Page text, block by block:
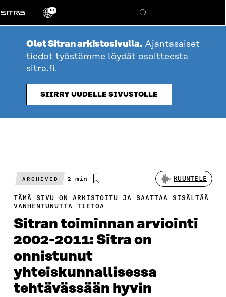
suoraan
sisältöön
Vaihda
kieli
FI
Hae
Olet Sitran arkistosivulla. Ajantasaiset
tiedot työstämme löydät osoitteesta
sitra.fi.
SIIRRY UUDELLE SIVUSTOLLE
ARCHIVED
Arvioitu
2 min KUUNTELE
TÄMÄ SIVU ON ARKISTOITU JA SAATTAA SISÄLTÄÄ
VANHENTUNUTTA TIETOA
Sitran toiminnan arviointi
2002-2011: Sitra on
onnistunut
yhteiskunnallisessa
tehtävässään hyvin